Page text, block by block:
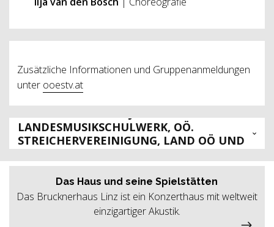
Zusätzliche Informationen und Gruppenanmeldungen
unter ooestv.at
LANDESMUSIKSCHULWERK, OÖ.
STREICHERVEREINIGUNG, LAND OÖ UND
BRUCKNERHAUS LINZ
Das Haus und seine Spielstätten
Das Brucknerhaus Linz ist ein Konzerthaus mit weltweit
einzigartiger Akustik.